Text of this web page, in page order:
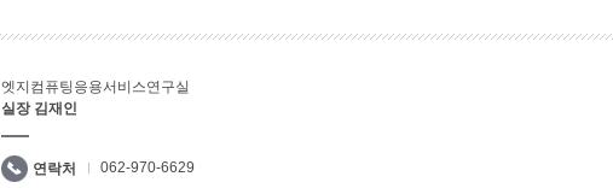
엣지컴퓨팅응용서비스연구실
실장 김재인
연락처 062-970-6629